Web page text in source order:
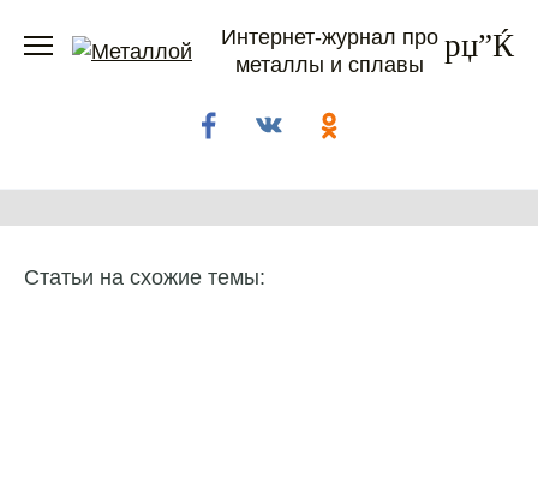
Интернет-журнал про
металлы и сплавы
Статьи на схожие темы: